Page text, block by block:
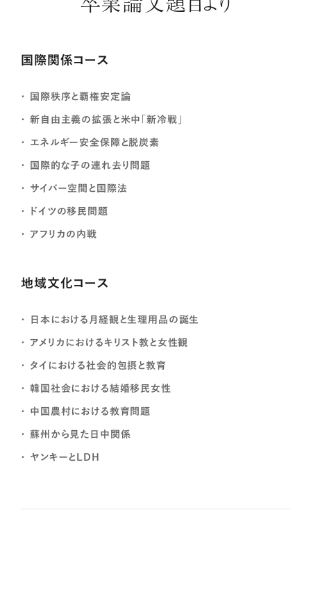
国際関係コース
国際秩序と覇権安定論
新自由主義の拡張と米中「新冷戦」
エネルギー安全保障と脱炭素
国際的な子の連れ去り問題
サイバー空間と国際法
ドイツの移民問題
アフリカの内戦
地域文化コース
日本における月経観と生理用品の誕生
アメリカにおけるキリスト教と女性観
タイにおける社会的包摂と教育
韓国社会における結婚移民女性
中国農村における教育問題
蘇州から見た日中関係
ヤンキーとLDH